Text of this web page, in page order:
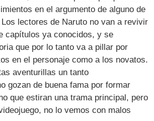
en el argumento de alguno de
lectores de Naruto no van a revivir
capítulos ya conocidos, y se
que por lo tanto va a pillar por
en el personaje como a los novatos.
aventurillas un tanto
gozan de buena fama por formar
que estiran una trama principal, pero
no lo vemos con malos